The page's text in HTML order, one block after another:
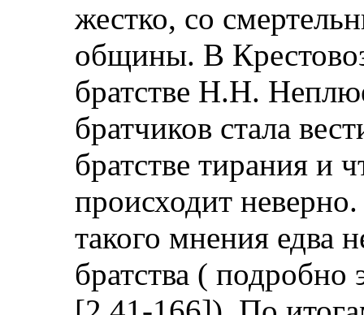
жестко, со
общины. В
братстве Н.Н.
братчиков стала
братстве тирания и
происходит
такого мнения едва
братства ( подробно